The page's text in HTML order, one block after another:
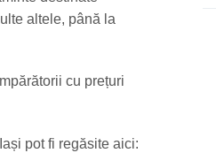
altele, până la
cu prețuri
pot fi regăsite aici: